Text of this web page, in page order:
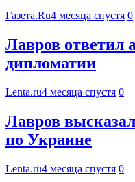
Газета.Ru4 месяца спустя 0
Лавров ответил
дипломатии
Lenta.ru4 месяца спустя 0
Лавров
по Украине
Lenta.ru4 месяца спустя 0